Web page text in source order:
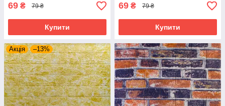
69 ₴ 79 ₴
Купити
69 ₴ 79 ₴
Купити
Акція –13%